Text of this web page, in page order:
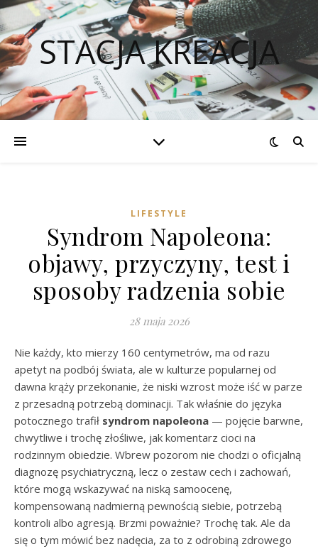
STACJA KREACJA
LIFESTYLE
Syndrom Napoleona:
objawy, przyczyny, test i
sposoby radzenia sobie
28 maja 2026
Nie każdy, kto mierzy 160 centymetrów, ma od razu
apetyt na podbój świata, ale w kulturze popularnej od
dawna krąży przekonanie, że niski wzrost może iść w parze
z przesadną potrzebą dominacji. Tak właśnie do języka
potocznego trafił syndrom napoleona — pojęcie barwne,
chwytliwe i trochę złośliwe, jak komentarz cioci na
rodzinnym obiedzie. Wbrew pozorom nie chodzi o oficjalną
diagnozę psychiatryczną, lecz o zestaw cech i zachowań,
które mogą wskazywać na niską samoocenę,
kompensowaną nadmierną pewnością siebie, potrzebą
kontroli albo agresją. Brzmi poważnie? Trochę tak. Ale da
się o tym mówić bez nadęcia, za to z odrobiną zdrowego